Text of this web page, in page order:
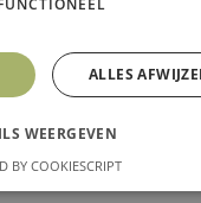
geschreven over
|
55, maar jij kunt
ALLES
WEERGEVEN
BY COOKIESCRIPT